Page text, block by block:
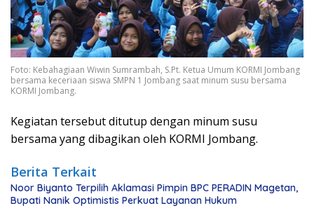
Foto: Kebahagiaan Wiwin Sumrambah, S.Pt. Ketua Umum KORMI Jombang
bersama keceriaan siswa SMPN 1 Jombang saat minum susu bersama
KORMI Jombang.
Kegiatan tersebut ditutup dengan minum susu
bersama yang dibagikan oleh KORMI Jombang.
Berita Terkait
Noor Biyanto Terpilih Aklamasi Pimpin BPC PERADIN Magetan,
Bupati Nanik Optimistis Perkuat Layanan Hukum